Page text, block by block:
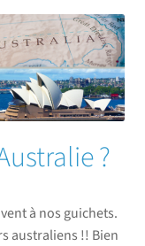
?
à nos guichets.
australiens !! Bien